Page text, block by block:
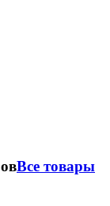
Все товары